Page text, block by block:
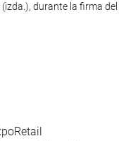
durante la firma del